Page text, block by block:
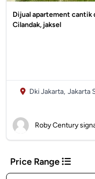
Dijual apartement cantik
Cilandak, jaksel
Dki Jakarta, Jakarta
Roby Century
Price Range